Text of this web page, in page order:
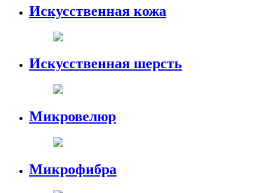
Искусственная кожа
Искусственная шерсть
Микровелюр
Микрофибра